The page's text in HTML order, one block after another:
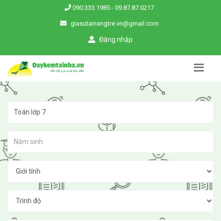
090.333.1985 - 09.87.87.0217
giasutainangtre.vn@gmail.com
Đăng nhập